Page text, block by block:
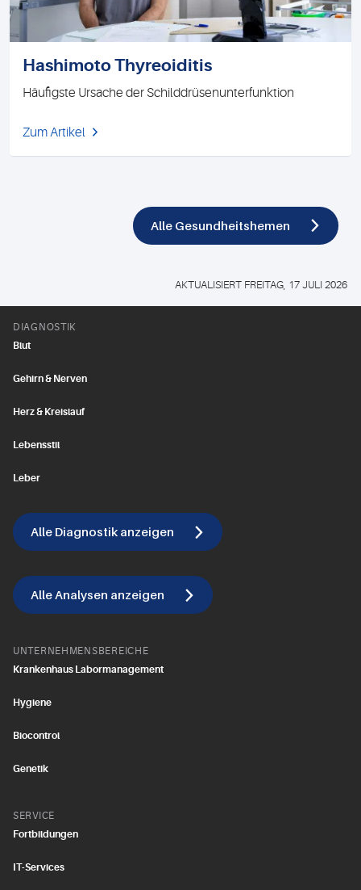
Hashimoto Thyreoiditis
Häufigste Ursache der Schilddrüsenunterfunktion
Zum Artikel
Alle Gesundheitshemen
AKTUALISIERT FREITAG, 17 JULI 2026
DIAGNOSTIK
Blut
Gehirn & Nerven
Herz & Kreislauf
Lebensstil
Leber
Alle Diagnostik anzeigen
Alle Analysen anzeigen
UNTERNEHMENSBEREICHE
Krankenhaus Labormanagement
Hygiene
Biocontrol
Genetik
SERVICE
Fortbildungen
IT-Services